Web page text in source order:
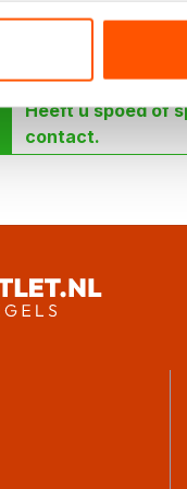
Heeft u spoed of
contact.